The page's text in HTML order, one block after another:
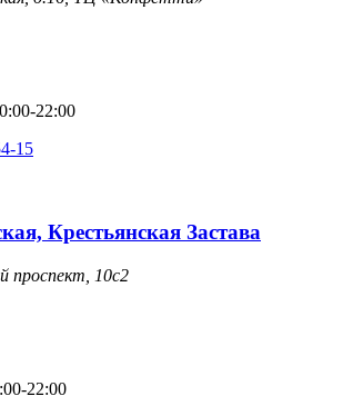
22:00
15
Крестьянская Застава
проспект, 10с2
22:00